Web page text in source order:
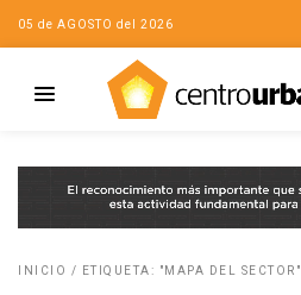
05 de AGOSTO del 2026
INICIO / ETIQUETA: "MAPA DEL SECTOR"